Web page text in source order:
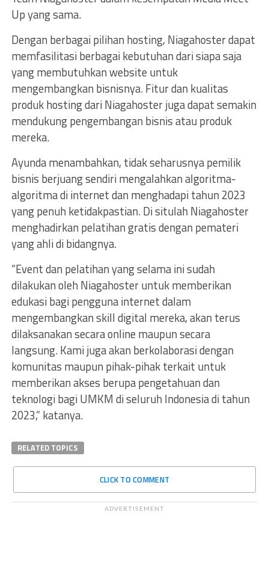
Up yang sama.
Dengan berbagai pilihan hosting, Niagahoster dapat
memfasilitasi berbagai kebutuhan dari siapa saja
yang membutuhkan website untuk
mengembangkan bisnisnya. Fitur dan kualitas
produk hosting dari Niagahoster juga dapat semakin
mendukung pengembangan bisnis atau produk
mereka.
Ayunda menambahkan, tidak seharusnya pemilik
bisnis berjuang sendiri mengalahkan algoritma-
algoritma di internet dan menghadapi tahun 2023
yang penuh ketidakpastian. Di situlah Niagahoster
menghadirkan pelatihan gratis dengan pemateri
yang ahli di bidangnya.
“Event dan pelatihan yang selama ini sudah
dilakukan oleh Niagahoster untuk memberikan
edukasi bagi pengguna internet dalam
mengembangkan skill digital mereka, akan terus
dilaksanakan secara online maupun secara
langsung. Kami juga akan berkolaborasi dengan
komunitas maupun pihak-pihak terkait untuk
memberikan akses berupa pengetahuan dan
teknologi bagi UMKM di seluruh Indonesia di tahun
2023,” katanya.
RELATED TOPICS
CLICK TO COMMENT
ADVERTISEMENT